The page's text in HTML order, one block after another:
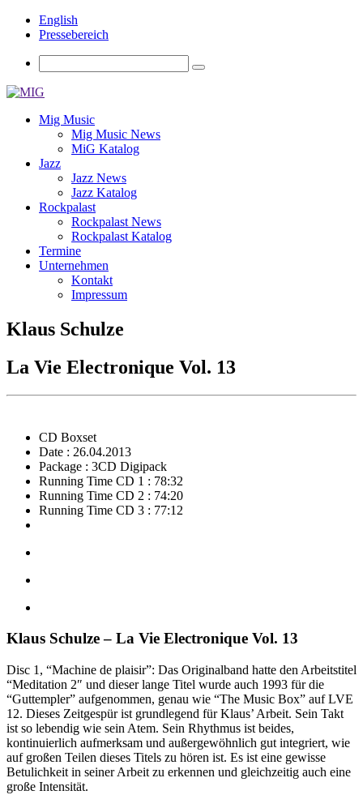
English
Pressebereich
Mig Music
Mig Music News
MiG Katalog
Jazz
Jazz News
Jazz Katalog
Rockpalast
Rockpalast News
Rockpalast Katalog
Termine
Unternehmen
Kontakt
Impressum
Klaus Schulze
La Vie Electronique Vol. 13
CD Boxset
Date : 26.04.2013
Package : 3CD Digipack
Running Time CD 1 : 78:32
Running Time CD 2 : 74:20
Running Time CD 3 : 77:12
Klaus Schulze – La Vie Electronique Vol. 13
Disc 1, “Machine de plaisir”: Das Originalband hatte den Arbeitstitel
“Meditation 2″ und dieser lange Titel wurde auch 1993 für die
“Guttempler” aufgenommen, genau wie “The Music Box” auf LVE
12. Dieses Zeitgespür ist grundlegend für Klaus’ Arbeit. Sein Takt
ist so lebendig wie sein Atem. Sein Rhythmus ist beides,
kontinuierlich aufmerksam und außergewöhnlich gut integriert, wie
auf großen Teilen dieses Titels zu hören ist. Es ist eine gewisse
Betulichkeit in seiner Arbeit zu erkennen und gleichzeitig auch eine
große Intensität.